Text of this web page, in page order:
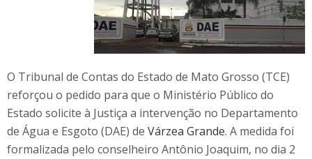
O Tribunal de Contas do Estado de Mato Grosso (TCE)
reforçou o pedido para que o Ministério Público do
Estado solicite à Justiça a intervenção no Departamento
de Água e Esgoto (DAE) de Várzea Grande. A medida foi
formalizada pelo conselheiro Antônio Joaquim, no dia 2